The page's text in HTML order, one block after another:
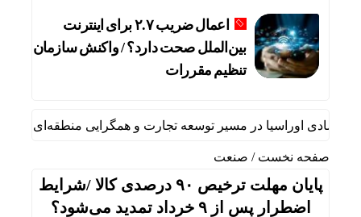
اعمال ضریب ۲.۷ برای اینترنت
بین‌الملل صحت دارد؟ / واکنش سازمان
تنظیم مقررات
اوراسیا در مسیر توسعه تجارت و همگرایی منطقه‌ای
صفحه نخست / صنعت
پایان مهلت ترخیص ۹۰ درصدی کالا /شرایط
اضطرار پس از ۹ خرداد تمدید می‌شود؟